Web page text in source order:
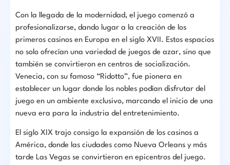
Con la llegada de la modernidad, el juego comenzó a
profesionalizarse, dando lugar a la creación de los
primeros casinos en Europa en el siglo XVII. Estos espacios
no solo ofrecían una variedad de juegos de azar, sino que
también se convirtieron en centros de socialización.
Venecia, con su famoso “Ridotto”, fue pionera en
establecer un lugar donde los nobles podían disfrutar del
juego en un ambiente exclusivo, marcando el inicio de una
nueva era para la industria del entretenimiento.
El siglo XIX trajo consigo la expansión de los casinos a
América, donde las ciudades como Nueva Orleans y más
tarde Las Vegas se convirtieron en epicentros del juego.